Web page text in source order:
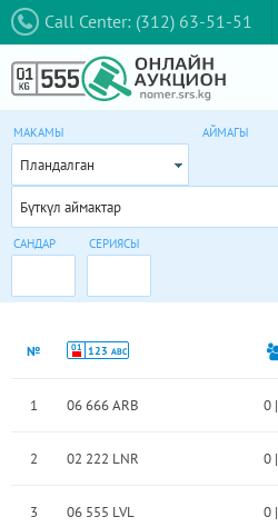
Call Center: (312) 63-51-51
МАКАМЫ
Пландалган
АЙМАГЫ
Бүткүл аймактар
САНДАР СЕРИЯСЫ
№ 01 123 ABC
1 06 666 ARB 0|
2 02 222 LNR 0|
3 06 555 LVL 0|